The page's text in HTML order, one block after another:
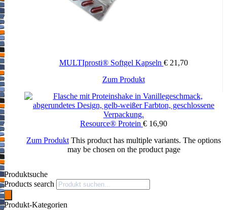
MULTIprosti® Softgel Kapseln €21,70
Zum Produkt
Resource® Protein € 16,90
Zum Produkt This product has multiple variants. The options
may be chosen on the product page
Produktsuche
Products search
Produkt-Kategorien